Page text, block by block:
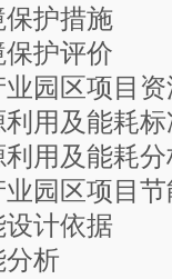
护措施
评价
区项目资
及能耗标
及能耗分
园区项目节
依据
析